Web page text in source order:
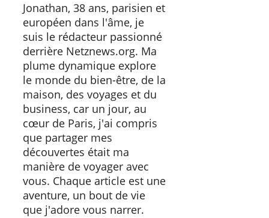
Jonathan, 38 ans, parisien et
européen dans l'âme, je
suis le rédacteur passionné
derrière Netznews.org. Ma
plume dynamique explore
le monde du bien-être, de la
maison, des voyages et du
business, car un jour, au
cœur de Paris, j'ai compris
que partager mes
découvertes était ma
manière de voyager avec
vous. Chaque article est une
aventure, un bout de vie
que j'adore vous narrer.